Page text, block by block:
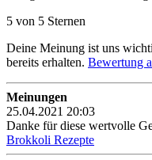
5 von 5 Sternen
Deine Meinung ist uns
bereits erhalten. Bewertung
Meinungen
25.04.2021 20:03
Danke für diese wertvolle
Brokkoli Rezepte